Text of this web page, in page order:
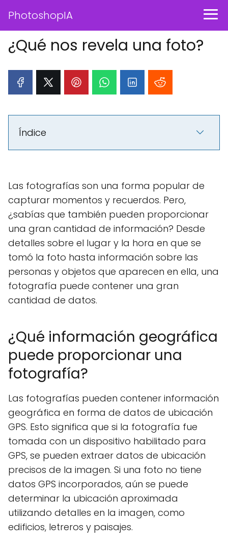
PhotoshopIA
¿Qué nos revela una foto?
Índice
Las fotografías son una forma popular de
capturar momentos y recuerdos. Pero,
¿sabías que también pueden proporcionar
una gran cantidad de información? Desde
detalles sobre el lugar y la hora en que se
tomó la foto hasta información sobre las
personas y objetos que aparecen en ella, una
fotografía puede contener una gran
cantidad de datos.
¿Qué información geográfica
puede proporcionar una
fotografía?
Las fotografías pueden contener información
geográfica en forma de datos de ubicación
GPS. Esto significa que si la fotografía fue
tomada con un dispositivo habilitado para
GPS, se pueden extraer datos de ubicación
precisos de la imagen. Si una foto no tiene
datos GPS incorporados, aún se puede
determinar la ubicación aproximada
utilizando detalles en la imagen, como
edificios, letreros y paisajes.